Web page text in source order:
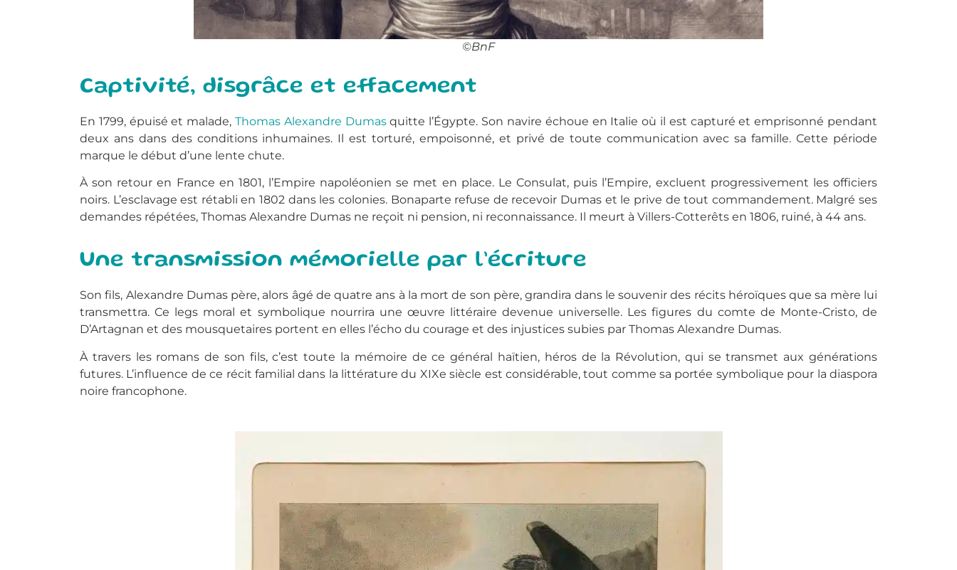
©BnF
Captivité, disgrâce et effacement
En 1799, épuisé et malade,Thomas Alexandre Dumasquitte l’Égypte. Son navire échoue en Italie où il est capturé et emprisonné pendant
deux ans dans des conditions inhumaines. Il est torturé, empoisonné, et privé de toute communication avec sa famille. Cette période
marque le début d’une lente chute.
À son retour en France en 1801, l’Empire napoléonien se met en place. Le Consulat, puis l’Empire, excluent progressivement les officiers
noirs. L’esclavage est rétabli en 1802 dans les colonies. Bonaparte refuse de recevoir Dumas et le prive de tout commandement. Malgré ses
demandes répétées, Thomas Alexandre Dumas ne reçoit ni pension, ni reconnaissance. Il meurt à Villers-Cotterêts en 1806, ruiné, à 44 ans.
Une transmission mémorielle par l’écriture
Son fils, Alexandre Dumas père, alors âgé de quatre ans à la mort de son père, grandira dans le souvenir des récits héroïques que sa mère lui
transmettra. Ce legs moral et symbolique nourrira une œuvre littéraire devenue universelle. Les figures du comte de Monte-Cristo, de
D’Artagnan et des mousquetaires portent en elles l’écho du courage et des injustices subies par Thomas Alexandre Dumas.
À travers les romans de son fils, c’est toute la mémoire de ce général haïtien, héros de la Révolution, qui se transmet aux générations
futures. L’influence de ce récit familial dans la littérature du XIXe siècle est considérable, tout comme sa portée symbolique pour la diaspora
noire francophone.